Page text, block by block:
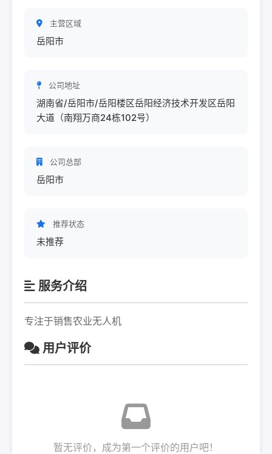
主营区域
岳阳市
公司地址
湖南省/岳阳市/岳阳楼区岳阳经济技术开发区岳阳
大道（南翔万商24栋102号）
公司总部
岳阳市
推荐状态
未推荐
服务介绍
专注于销售农业无人机
用户评价
暂无评价，成为第一个评价的用户吧！